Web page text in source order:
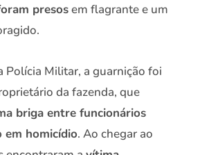
presosem flagrante e um
Polícia Militar, a guarnição foi
da fazenda, que
briga entre funcionários
em homicídio. Ao chegar ao